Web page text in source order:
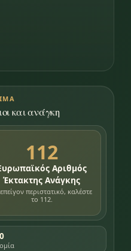
και ανάγκη
112
Αριθμός
Έκτακτης Ανάγκης
περιστατικό, καλέστε
το 112.